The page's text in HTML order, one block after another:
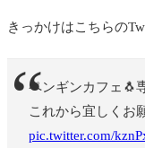
きっかけはこちらの
ペンギンカフェ🐧
これから宜しくお
pic.twitter.com/